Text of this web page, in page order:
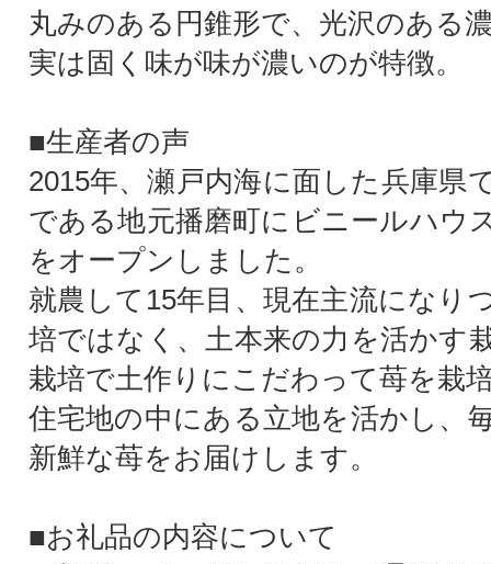
丸みのある円錐形で、光沢のある
実は固く味が味が濃いのが特徴。
■生産者の声
2015年、瀬戸内海に面した兵庫県
である地元播磨町にビニールハウ
をオープンしました。
就農して15年目、現在主流になり
培ではなく、土本来の力を活かす
栽培で土作りにこだわって苺を栽
住宅地の中にある立地を活かし、
新鮮な苺をお届けします。
■お礼品の内容について